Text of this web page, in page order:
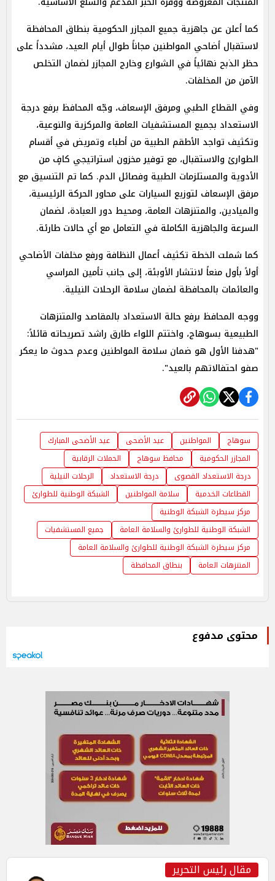
كما أعلن عن جاهزية جميع المجازر الحكومية بنطاق المحافظة
لاستقبال أضاحي المواطنين مجاناً طوال أيام العيد، مشدداً على
حظر الذبح نهائياً في الشوارع وخارج المجازر لضمان التخلص
الآمن من المخلفات.
وفي القطاع الطبي ومرفق الإسعاف، وجّه المحافظ برفع درجة
الاستعداد بجميع المستشفيات العامة والمركزية والنوعية،
وتكثيف تواجد الأطقم الطبية من أطباء وتمريض في أقسام
الطوارئ والاستقبال، مع توفير مخزون استراتيجي كافٍ من
الأدوية والمستلزمات الطبية وفصائل الدم. كما تم التنسيق مع
مرفق الإسعاف لتوزيع السيارات على محاور الحركة الرئيسية،
والميادين، والمتنزهات العامة، ومحيط دور العبادة، لضمان
السرعة والجاهزية الكاملة في التعامل مع أي حالات طارئة.
كما شملت الخطة تكثيف أعمال النظافة ورفع مخلفات الأضاحي
أولاً بأول منعاً لانتشار الأوبئة، إلى جانب تأمين المراسي
والعائمات بالمحافظة لضمان سلامة الرحلات النيلية.
ووجه المحافظ برفع حالة الاستعداد بالمقاصد والمتنزهات
الطبيعية بسوهاج، واختتم اللواء طارق راشد تصريحاته قائلاً:
"هدفنا الأول هو ضمان سلامة المواطنين وعدم حدوث ما يعكر
صفو احتفالاتهم بالعيد".
سوهاج المواطنين عيد الأضحى
عيد الأضحى المبارك
المجازر الحكومية
محافظ سوهاج
الحملات الرقابية
درجة الاستعداد القصوى
درجة الاستعداد
الرحلات النيلية
القطاعات الخدمية
سلامة المواطنين
الشبكة الوطنية للطوارئ
مركز سيطرة الشبكة الوطنية
الشبكة الوطنية للطوارئ والسلامة العامة
جميع المستشفيات
مركز سيطرة الشبكة الوطنية للطوارئ والسلامة العامة
المتنزهات العامة
بنطاق المحافظة
محتوى مدفوع
مقال رئيس التحرير